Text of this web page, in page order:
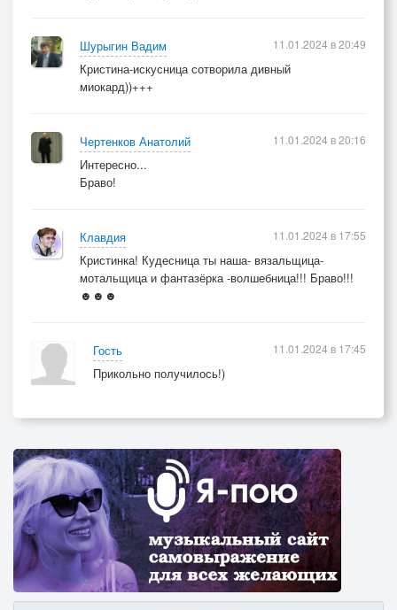
Шурыгин Вадим
Кристина-искусница сотворила дивный
миокард))+++
11.01.2024 в 20:49
Чертенков Анатолий
Интересно...
Браво!
11.01.2024 в 20:16
Клавдия
Кристинка! Кудесница ты наша- вязальщица-
мотальщица и фантазёрка -волшебница!!! Браво!!!
☻☻☻
11.01.2024 в 17:55
Гость
Прикольно получилось!)
11.01.2024 в 17:45